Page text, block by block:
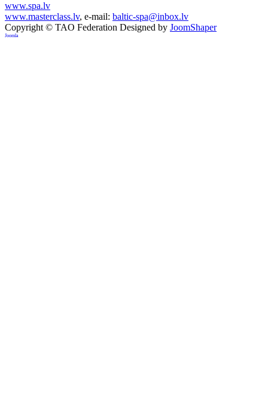
www.spa.lv
www.masterclass.lv, e-mail: baltic-spa@inbox.lv
Copyright © TAO Federation Designed by JoomShaper
Joomla